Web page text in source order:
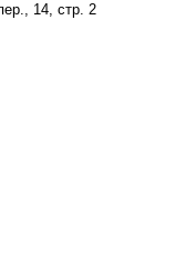
14, стр. 2